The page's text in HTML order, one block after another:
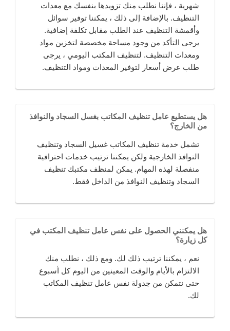
شهرية ، فإننا نطلب منك تزويدها بنفسك مع معدات
التنظيف. بالإضافة إلى ذلك ، يمكننا توفير سوائل
وأقمشة التنظيف عند الطلب مقابل تكلفة إضافية.
يرجى التأكد من وجود مساحة مخصصة لتخزين مواد
ومعدات التنظيف. لتنظيف المكتب اليومي ، يرجى
طلب عرض أسعار لتوفير المعدات ومواد التنظيف.
هل يستطيع عامل تنظيف المكاتب بغسل السجاد والنوافذ
من الخارج؟
تشمل خدمة تنظيف المكاتب غسيل السجاد وتنظيف
النوافذ الخارجية ولكن يمكننا ترتيب خدمات احترافية
منفصلة لهذه المهام. يمكن لمنظف مكتبك تنظيف
السجاد وتنظيف النوافذ من الداخل فقط.
هل يمكنني الحصول على نفس عامل تنظيف المكتب في
كل زيارة؟
نعم ، يمكننا ترتيب ذلك لك. ومع ذلك ، نطلب منك
الالتزام بالأيام والوقت المعينين من اليوم كل أسبوع
حتى نتمكن من جدولة نفس عامل تنظيف المكاتب
لك.